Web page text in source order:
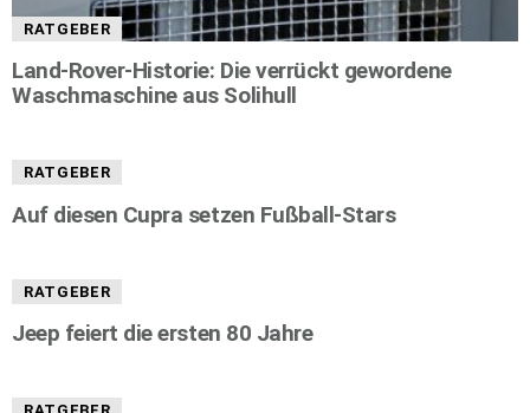
RATGEBER
Land-Rover-Historie: Die verrückt gewordene
Waschmaschine aus Solihull
RATGEBER
Auf diesen Cupra setzen Fußball-Stars
RATGEBER
Jeep feiert die ersten 80 Jahre